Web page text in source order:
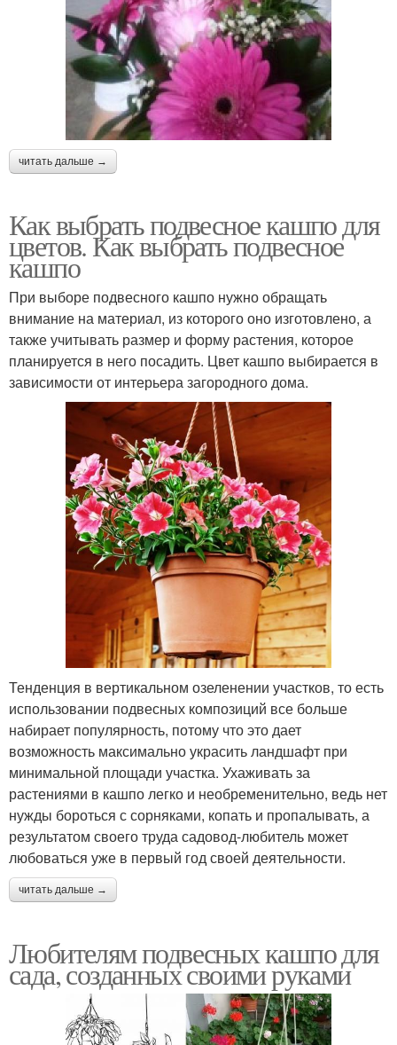
читать дальше →
Как выбрать подвесное кашпо для
цветов. Как выбрать подвесное
кашпо
При выборе подвесного кашпо нужно обращать
внимание на материал, из которого оно изготовлено, а
также учитывать размер и форму растения, которое
планируется в него посадить. Цвет кашпо выбирается в
зависимости от интерьера загородного дома.
Тенденция в вертикальном озеленении участков, то есть
использовании подвесных композиций все больше
набирает популярность, потому что это дает
возможность максимально украсить ландшафт при
минимальной площади участка. Ухаживать за
растениями в кашпо легко и необременительно, ведь нет
нужды бороться с сорняками, копать и пропалывать, а
результатом своего труда садовод-любитель может
любоваться уже в первый год своей деятельности.
читать дальше →
Любителям подвесных кашпо для
сада, созданных своими руками